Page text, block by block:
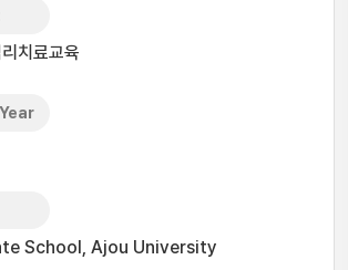
치료교육
School, Ajou University